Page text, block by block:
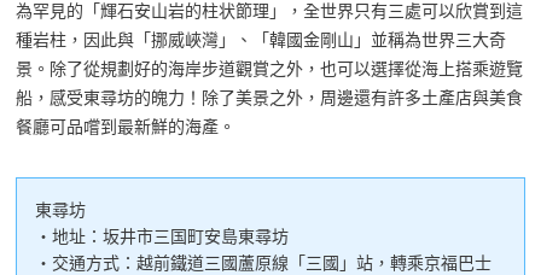
為罕見的「輝石安山岩的柱状節理」，全世界只有三處可以欣賞到這
種岩柱，因此與「挪威峽灣」、「韓國金剛山」並稱為世界三大奇
景。除了從規劃好的海岸步道觀賞之外，也可以選擇從海上搭乘遊覽
船，感受東尋坊的魄力！除了美景之外，周邊還有許多土產店與美食
餐廳可品嚐到最新鮮的海產。
東尋坊
・地址：坂井市三国町安島東尋坊
・交通方式：越前鐵道三國蘆原線「三國」站，轉乘京福巴士